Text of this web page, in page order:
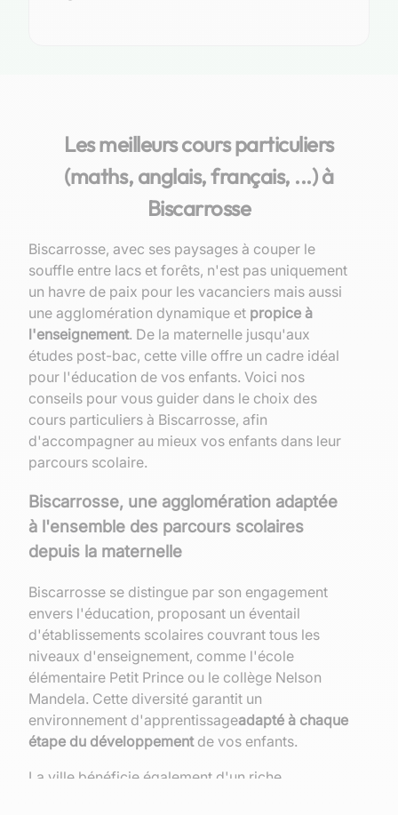
Les meilleurs cours particuliers
(maths, anglais, français, ...) à
Biscarrosse
Biscarrosse, avec ses paysages à couper le
souffle entre lacs et forêts, n'est pas uniquement
un havre de paix pour les vacanciers mais aussi
une agglomération dynamique et propice à
l'enseignement. De la maternelle jusqu'aux
études post-bac, cette ville offre un cadre idéal
pour l'éducation de vos enfants. Voici nos
conseils pour vous guider dans le choix des
cours particuliers à Biscarrosse, afin
d'accompagner au mieux vos enfants dans leur
parcours scolaire.
Biscarrosse, une agglomération adaptée
à l'ensemble des parcours scolaires
depuis la maternelle
Biscarrosse se distingue par son engagement
envers l'éducation, proposant un éventail
d'établissements scolaires couvrant tous les
niveaux d'enseignement, comme l'école
élémentaire Petit Prince ou le collège Nelson
Mandela. Cette diversité garantit un
environnement d'apprentissageadapté à chaque
étape du développementde vos enfants.
La ville bénéficie également d'un riche